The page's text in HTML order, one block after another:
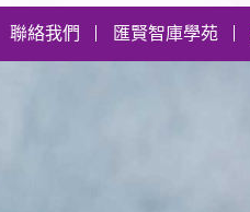
聯絡我們 匯賢智庫學苑